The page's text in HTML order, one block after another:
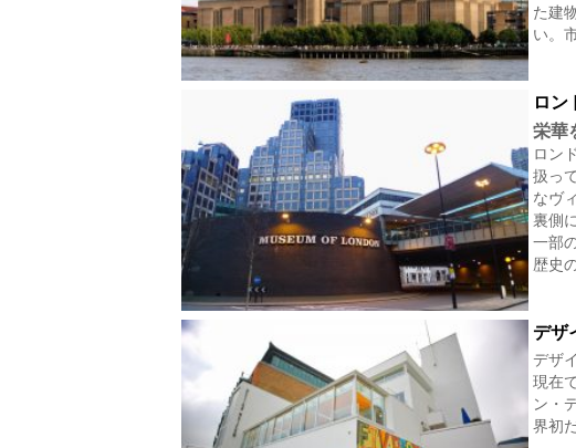
た建
い。
ロン
栄華
ロン
扱っ
なヴ
裏側
一部
歴史
デザ
デザ
現在
ン・
界初